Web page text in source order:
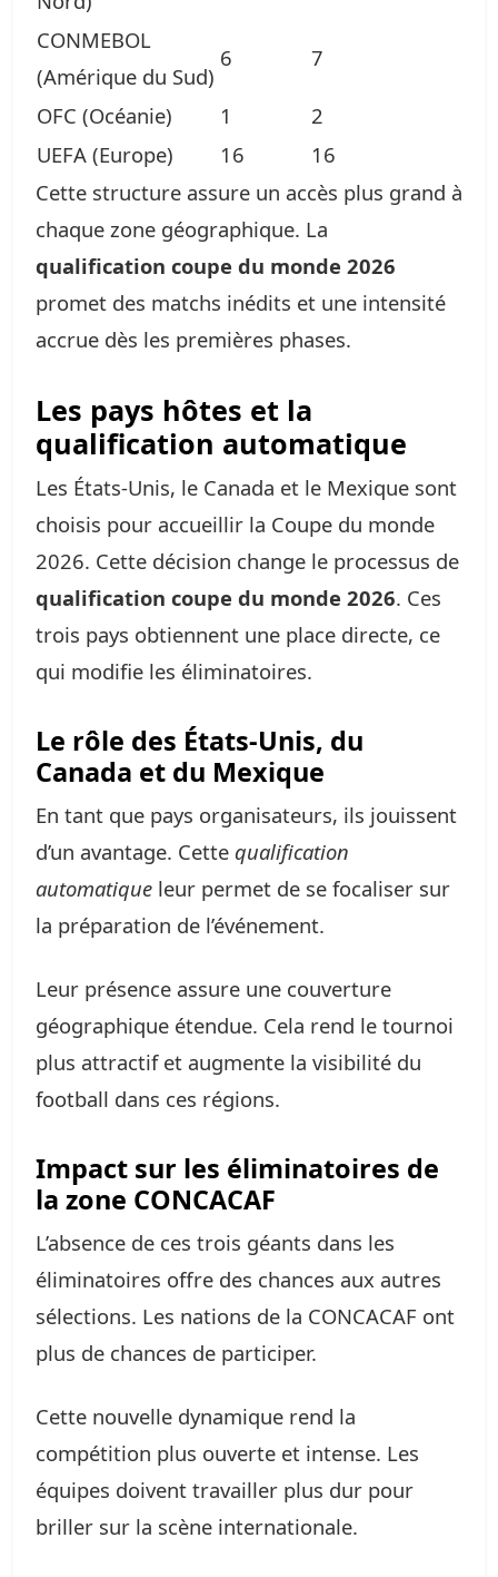
CONMEBOL
(Amérique du Sud)
6 7
OFC (Océanie) 1
2
UEFA (Europe)
16
16
Cette structure assure un accès plus grand à
chaque zone géographique. La
qualification coupe du monde 2026
promet des matchs inédits et une intensité
accrue dès les premières phases.
Les pays hôtes et la
qualification automatique
Les États-Unis, le Canada et le Mexique sont
choisis pour accueillir la Coupe du monde
2026. Cette décision change le processus de
qualification coupe du monde 2026. Ces
trois pays obtiennent une place directe, ce
qui modifie les éliminatoires.
Le rôle des États-Unis, du
Canada et du Mexique
En tant que pays organisateurs, ils jouissent
d’un avantage. Cette qualification
automatique leur permet de se focaliser sur
la préparation de l’événement.
Leur présence assure une couverture
géographique étendue. Cela rend le tournoi
plus attractif et augmente la visibilité du
football dans ces régions.
Impact sur les éliminatoires de
la zone CONCACAF
L’absence de ces trois géants dans les
éliminatoires offre des chances aux autres
sélections. Les nations de la CONCACAF ont
plus de chances de participer.
Cette nouvelle dynamique rend la
compétition plus ouverte et intense. Les
équipes doivent travailler plus dur pour
briller sur la scène internationale.